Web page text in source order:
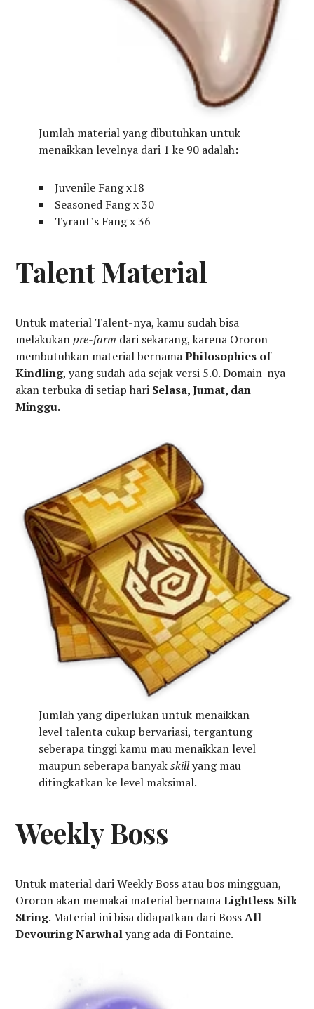
Jumlah material yang dibutuhkan untuk
menaikkan levelnya dari 1 ke 90 adalah:
Juvenile Fang x18
Seasoned Fang x 30
Tyrant’s Fang x 36
Talent Material
Untuk material Talent-nya, kamu sudah bisa
melakukanpre-farm dari sekarang, karena Ororon
membutuhkan material bernamaPhilosophies of
Kindling, yang sudah ada sejak versi 5.0. Domain-nya
akan terbuka di setiap hari Selasa, Jumat, dan
Minggu.
Jumlah yang diperlukan untuk menaikkan
level talenta cukup bervariasi, tergantung
seberapa tinggi kamu mau menaikkan level
maupun seberapa banyakskillyang mau
ditingkatkan ke level maksimal.
Weekly Boss
Untuk material dari Weekly Boss atau bos mingguan,
Ororon akan memakai material bernamaLightless Silk
String. Material ini bisa didapatkan dari BossAll-
Devouring Narwhalyang ada di Fontaine.